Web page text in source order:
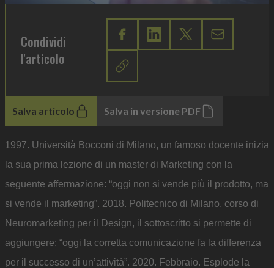
Condividi
l'articolo
Salva articolo Salva in versione PDF
1997. Università Bocconi di Milano, un famoso docente inizia
la sua prima lezione di un master di Marketing con la
seguente affermazione: “oggi non si vende più il prodotto, ma
si vende il marketing”. 2018. Politecnico di Milano, corso di
Neuromarketing per il Design, il sottoscritto si permette di
aggiungere: “oggi la corretta comunicazione fa la differenza
per il successo di un’attività”. 2020. Febbraio. Esplode la